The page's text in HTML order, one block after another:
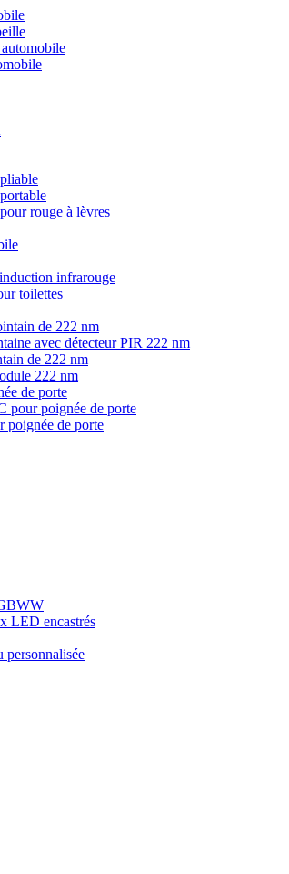
rouge à lèvres
infrarouge
toilettes
de 222 nm
avec détecteur PIR 222 nm
de 222 nm
222 nm
de porte
pour poignée de porte
poignée de porte
LED encastrés
personnalisée